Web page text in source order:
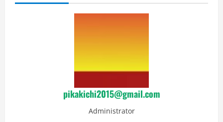
pikakichi2015@gmail.com
Administrator